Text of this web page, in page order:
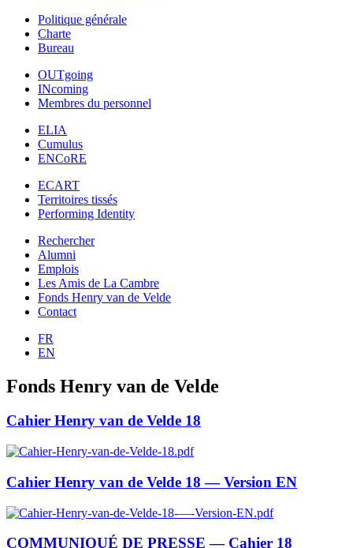
Politique générale
Charte
Bureau
OUTgoing
INcoming
Membres du personnel
ELIA
Cumulus
ENCoRE
ECART
Territoires tissés
Performing Identity
Rechercher
Alumni
Emplois
Les Amis de La Cambre
Fonds Henry van de Velde
Contact
FR
EN
Fonds Henry van de Velde
Cahier Henry van de Velde 18
Cahier Henry van de Velde 18 — Version EN
COMMUNIQUÉ DE PRESSE — Cahier 18